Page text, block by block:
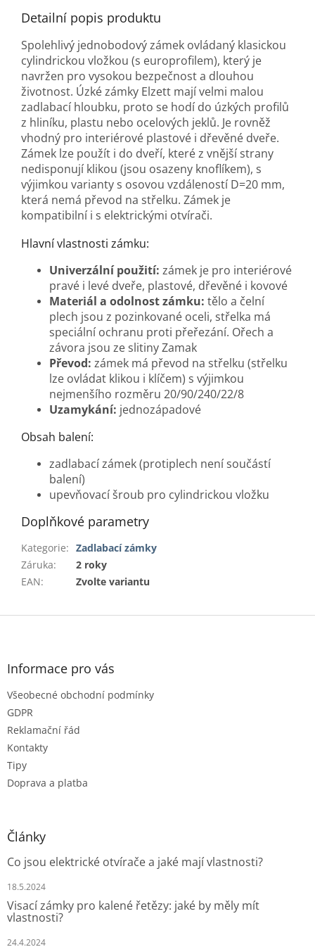
Detailní popis produktu
Spolehlivý jednobodový zámek ovládaný klasickou
cylindrickou vložkou (s europrofilem), který je
navržen pro vysokou bezpečnost a dlouhou
životnost. Úzké zámky Elzett mají velmi malou
zadlabací hloubku, proto se hodí do úzkých profilů
z hliníku, plastu nebo ocelových jeklů. Je rovněž
vhodný pro interiérové plastové i dřevěné dveře.
Zámek lze použít i do dveří, které z vnější strany
nedisponují klikou (jsou osazeny knoflíkem), s
výjimkou varianty s osovou vzdáleností D=20 mm,
která nemá převod na střelku. Zámek je
kompatibilní i s elektrickými otvírači.
Hlavní vlastnosti zámku:
Univerzální použití: zámek je pro interiérové
pravé i levé dveře, plastové, dřevěné i kovové
Materiál a odolnost zámku: tělo a čelní
plech jsou z pozinkované oceli, střelka má
speciální ochranu proti přeřezání. Ořech a
závora jsou ze slitiny Zamak
Převod: zámek má převod na střelku (střelku
lze ovládat klikou i klíčem) s výjimkou
nejmenšího rozměru 20/90/240/22/8
Uzamykání: jednozápadové
Obsah balení:
zadlabací zámek (protiplech není součástí
balení)
upevňovací šroub pro cylindrickou vložku
Doplňkové parametry
Kategorie: Zadlabací zámky
Záruka:
2 roky
EAN: Zvolte variantu
Z
Informace pro vás
Všeobecné obchodní podmínky
GDPR
Reklamační řád
Kontakty
Tipy
Doprava a platba
Články
Co jsou elektrické otvírače a jaké mají vlastnosti?
18.5.2024
Visací zámky pro kalené řetězy: jaké by měly mít
vlastnosti?
24.4.2024